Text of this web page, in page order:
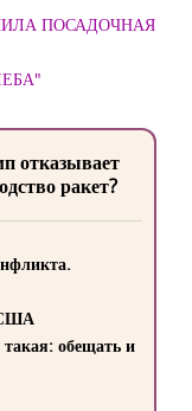
ПОСАДОЧНАЯ
отказывает
ракет?
США
обещать и